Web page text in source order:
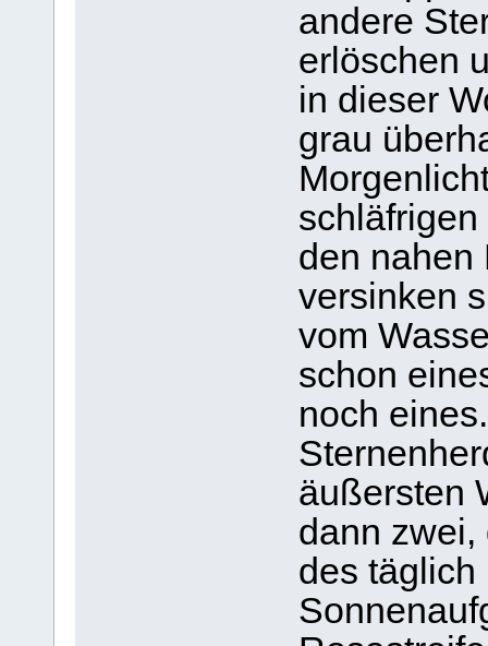
andere
erlöschen
in dieser
grau
den nahen
versinken
vom
schon
noch
äußersten
dann zwei,
des täglich